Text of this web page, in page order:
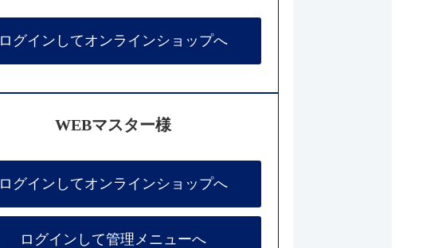
ログインしてオンラインショップへ
WEBマスター様
ログインしてオンラインショップへ
ログインして管理メニューへ